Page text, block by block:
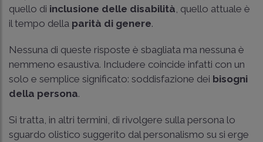
quello di inclusione delle disabilità , quello attuale è
il tempo della parità di genere.
Nessuna di queste risposte è sbagliata ma nessuna è
nemmeno esaustiva. Includere coincide infatti con un
solo e semplice significato: soddisfazione dei bisogni
della persona.
Si tratta, in altri termini, di rivolgere sulla persona lo
sguardo olistico suggerito dal personalismo su si erge